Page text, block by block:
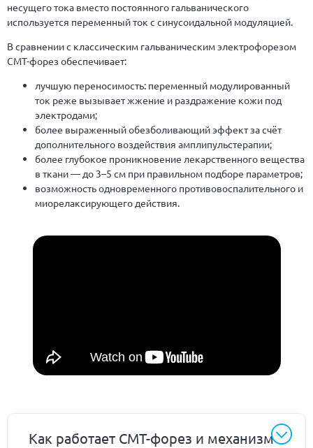
несущего тока вместо постоянного гальванического
используется переменный ток с синусоидальной модуляцией.
В сравнении с классическим гальваническим электрофорезом
СМТ-форез обеспечивает:
лучшую переносимость: переменный модулированный
ток реже вызывает жжение и раздражение кожи под
электродами;
более выраженный обезболивающий эффект за счёт
дополнительного воздействия амплипульстерапии;
более глубокое проникновение лекарственного вещества
в ткани — до 3–5 см при правильном подборе параметров;
возможность одновременного противовоспалительного и
миорелаксирующего действия.
Как работает СМТ-форез и механизм